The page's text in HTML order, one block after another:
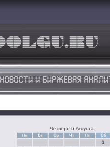
Четверг, 6 Августа
Пн Вт Ср Чт Пт Сб
1